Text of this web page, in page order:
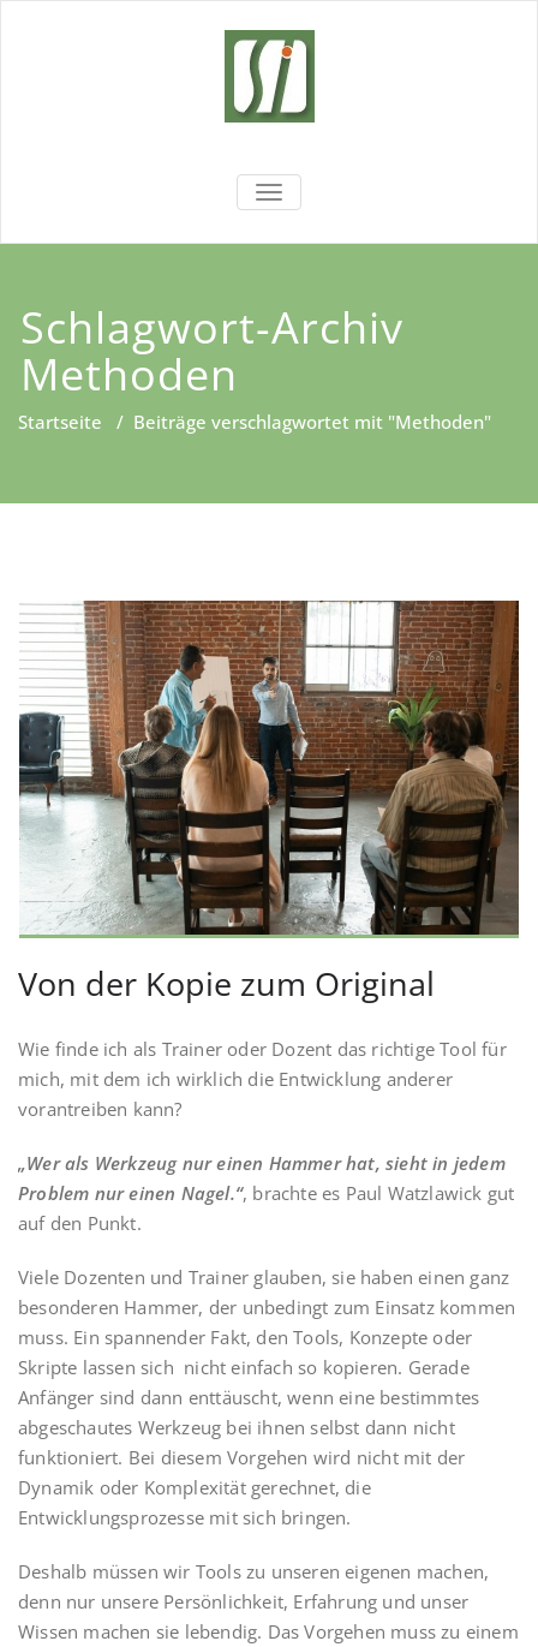
Institut
Wir fördern Ihre Entwicklung!
NAVIGATION UMSCHALTEN
Schlagwort-Archiv
Methoden
Startseite / Beiträge verschlagwortet mit "Methoden"
Von der Kopie zum Original
Wie finde ich als Trainer oder Dozent das richtige Tool für
mich, mit dem ich wirklich die Entwicklung anderer
vorantreiben kann?
„Wer als Werkzeug nur einen Hammer hat, sieht in jedem
Problem nur einen Nagel.“, brachte es Paul Watzlawick gut
auf den Punkt.
Viele Dozenten und Trainer glauben, sie haben einen ganz
besonderen Hammer, der unbedingt zum Einsatz kommen
muss. Ein spannender Fakt, den Tools, Konzepte oder
Skripte lassen sich nicht einfach so kopieren. Gerade
Anfänger sind dann enttäuscht, wenn eine bestimmtes
abgeschautes Werkzeug bei ihnen selbst dann nicht
funktioniert. Bei diesem Vorgehen wird nicht mit der
Dynamik oder Komplexität gerechnet, die
Entwicklungsprozesse mit sich bringen.
Deshalb müssen wir Tools zu unseren eigenen machen,
denn nur unsere Persönlichkeit, Erfahrung und unser
Wissen machen sie lebendig. Das Vorgehen muss zu einem